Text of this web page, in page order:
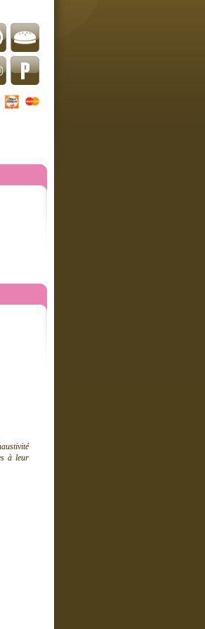
à leur